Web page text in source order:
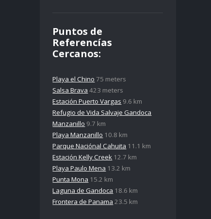
Puntos de
Referencías
Cercanos:
Playa el Chino 75 meters
Salsa Brava 423 meters
Estación Puerto Vargas 9.6 km
Refugio de Vida Salvaje Gandoca
Manzanillo 9.7 km
Playa Manzanillo 10.8 km
Parque Naciónal Cahuita 11.1 km
Estación Kelly Creek 12.7 km
Playa Paulo Mena 13.2 km
Punta Mona 15.2 km
Laguna de Gandoca 18.6 km
Frontera de Panama 23.5 km